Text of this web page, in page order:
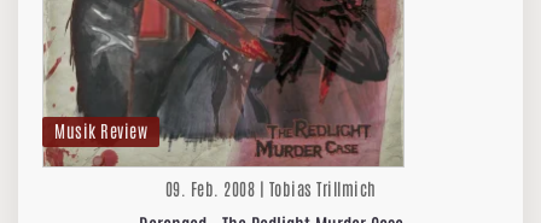
Musik Review
09. Feb. 2008 | Tobias Trillmich